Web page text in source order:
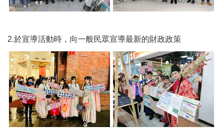
2.於宣導活動時，向一般民眾宣導最新的財政政策